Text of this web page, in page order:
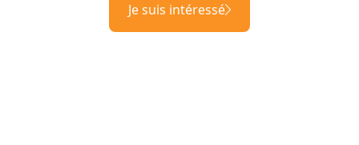
Je suis intéressé